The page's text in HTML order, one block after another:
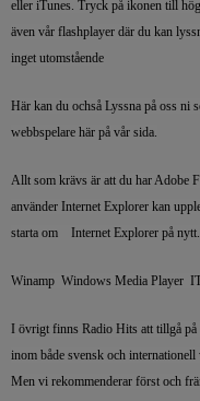
eller iTunes. Tryck på ikonen till
även vår flashplayer där du kan
inget utomstående
Här kan du ochså Lyssna på oss
webbspelare här på vår sida.
Allt som krävs är att du har Adobe
använder Internet Explorer kan
starta om Internet Explorer på
Winamp Windows Media Player
I övrigt finns Radio Hits att tillgå på
inom både svensk och internationell
Men vi rekommenderar först och